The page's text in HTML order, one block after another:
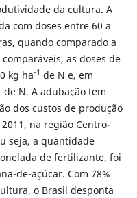
da cultura. A
com doses entre 60 a
quando comparado a
as doses de
kg ha-1 de N e, em
de N. A adubação tem
dos custos de produção
na região Centro-
seja, a quantidade
de fertilizante, foi
de-açúcar. Com 78%
o Brasil desponta